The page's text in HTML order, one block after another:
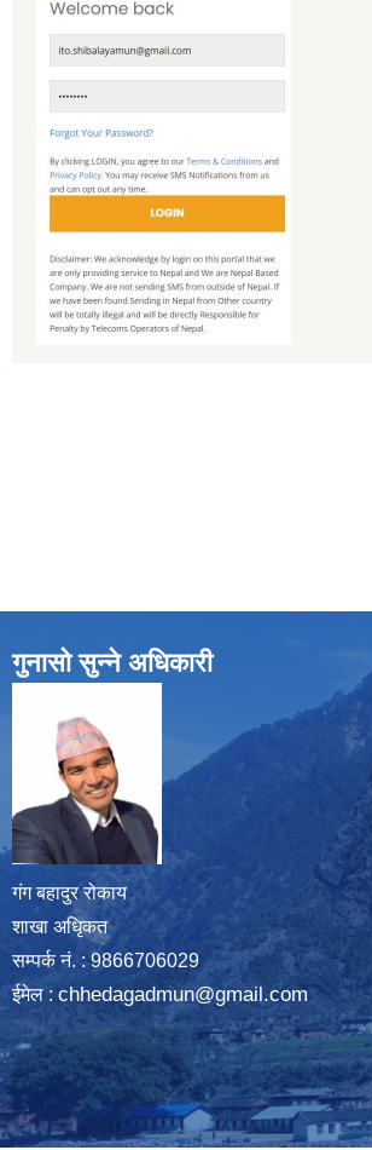
गुनासो सुन्ने अधिकारी
गंग बहादुर रोकाय
शाखा अधिृकत
सम्पर्क न‌ं. : 9866706029
ईमेल : chhedagadmun@gmail.com